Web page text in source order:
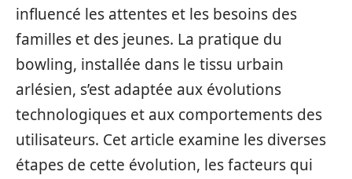
influencé les attentes et les besoins des
familles et des jeunes. La pratique du
bowling, installée dans le tissu urbain
arlésien, s’est adaptée aux évolutions
technologiques et aux comportements des
utilisateurs. Cet article examine les diverses
étapes de cette évolution, les facteurs qui